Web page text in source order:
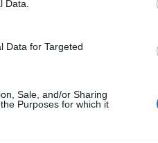
Data.
Data for Targeted
Sale, and/or Sharing
Purposes for which it